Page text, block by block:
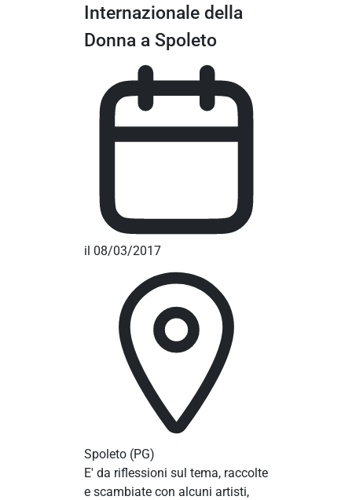
Internazionale della
Donna a Spoleto
il 08/03/2017
Spoleto (PG)
E' da riflessioni sul tema, raccolte
e scambiate con alcuni artisti,